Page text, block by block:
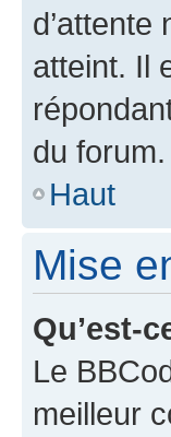
atteint. Il
du forum.
Haut
Mise
Qu’est-
Le
meilleur